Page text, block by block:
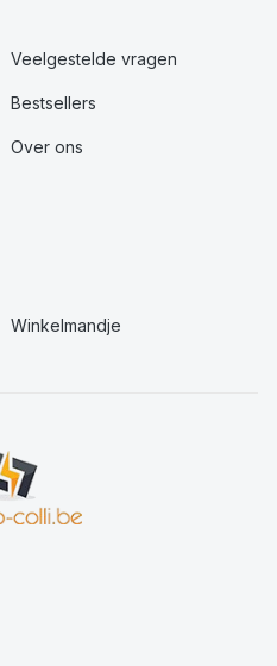
Veelgestelde vragen
Bestsellers
Over ons
Winkelmandje